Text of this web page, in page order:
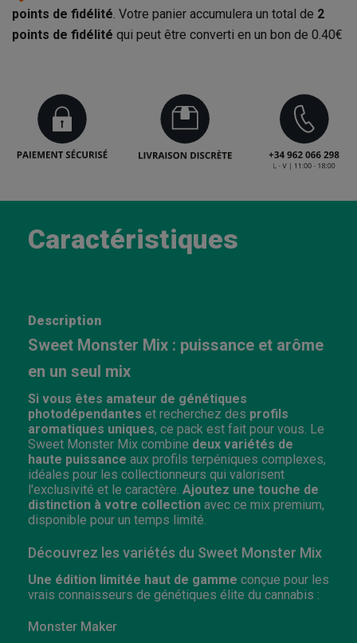
points de fidélité. Votre panier accumulera un total de 2
points de fidélité qui peut être converti en un bon de 0.40€
Caractéristiques
Description
Sweet Monster Mix : puissance et arôme
en un seul mix
Si vous êtes amateur de génétiques
photodépendantes et recherchez des profils
aromatiques uniques, ce pack est fait pour vous. Le
Sweet Monster Mix combine deux variétés de
haute puissance aux profils terpéniques complexes,
idéales pour les collectionneurs qui valorisent
l'exclusivité et le caractère. Ajoutez une touche de
distinction à votre collection avec ce mix premium,
disponible pour un temps limité.
Découvrez les variétés du Sweet Monster Mix
Une édition limitée haut de gamme conçue pour les
vrais connaisseurs de génétiques élite du cannabis :
Monster Maker